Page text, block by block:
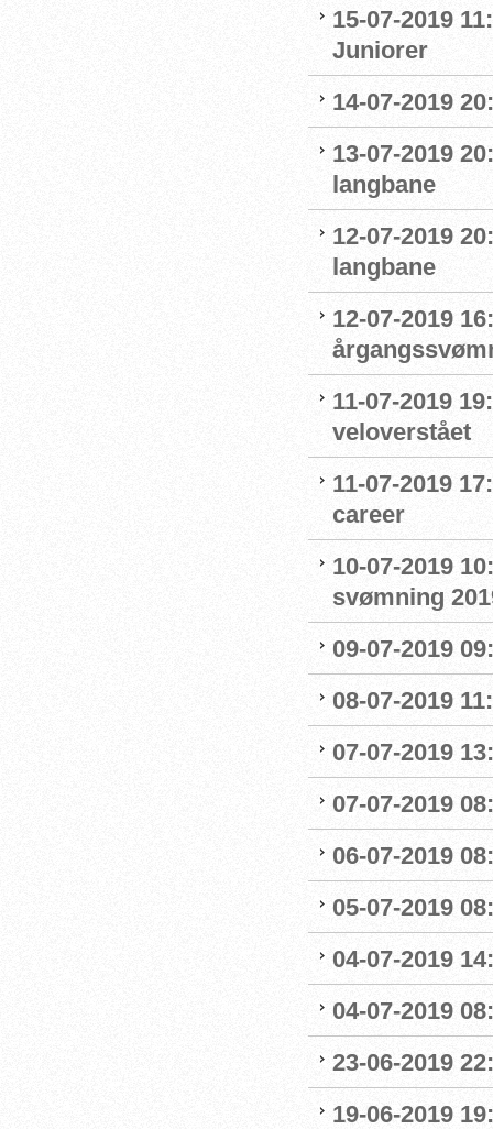
15-07-2019
Juniorer
14-07-2019
13-07-2019
langbane
12-07-2019
langbane
12-07-2019
11-07-2019
veloverstået
11-07-2019
career
10-07-2019
svømning
09-07-2019
08-07-2019
07-07-2019
07-07-2019
06-07-2019
05-07-2019
04-07-2019
04-07-2019
23-06-2019
19-06-2019